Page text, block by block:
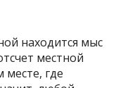
находится мыс
местной
месте, где